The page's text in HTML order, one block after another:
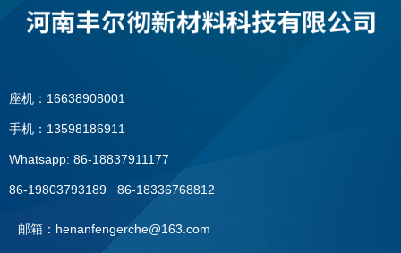
座机：16638908001
手机：13598186911
Whatsapp: 86-18837911177
86-19803793189 86-18336768812
邮箱：henanfengerche@163.com